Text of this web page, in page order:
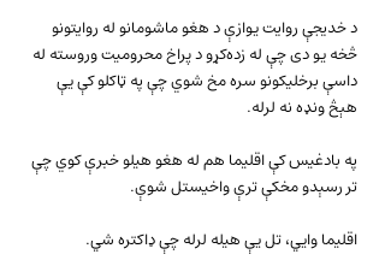
د خدیجې روایت یوازې د هغو ماشومانو له روایتونو
څخه یو دی چې له زده‌کړو د پراخ محرومیت وروسته له
داسې برخلیکونو سره مخ شوي چې په ټاکلو کې یې
هېڅ ونډه نه لرله.
په بادغیس کې اقلیما هم له هغو هیلو خبرې کوي چې
تر رسېدو مخکې ترې واخیستل شوې.
اقلیما وايي، تل یې هیله لرله چې ډاکتره شي.